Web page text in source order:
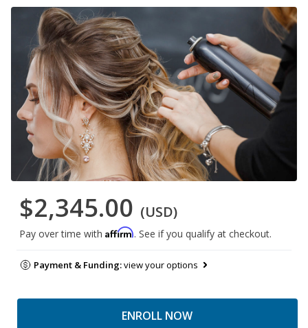
$2,345.00 (USD)
Pay over time with Affirm. See if you qualify at checkout.
Payment & Funding:view your options
ENROLL NOW